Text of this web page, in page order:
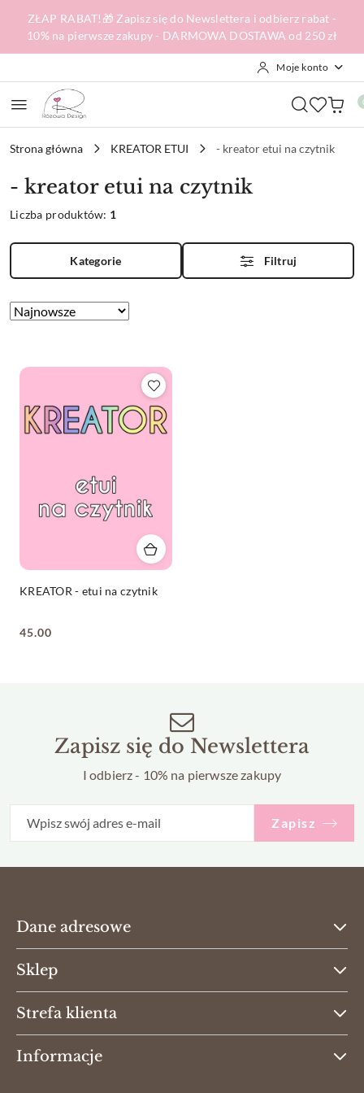
Przejdź do treści głównej
Przejdź do wyszukiwarki
Przejdź do moje konto
Przejdź do menu głównego
Przejdź do stopki
ZŁAP RABAT!🎁 Zapisz się do Newslettera i odbierz rabat -
10% na pierwsze zakupy - DARMOWA DOSTAWA od 250 zł
Moje konto
Strona główna KREATOR ETUI - kreator etui na czytnik
- kreator etui na czytnik
Liczba produktów: 1
Kategorie Filtruj
Zastosowano
Sortuj
KREATOR - etui na czytnik
Cena:
45.00
Zapisz się do Newslettera
I odbierz - 10% na pierwsze zakupy
Zapisz
Dane adresowe
Sklep
Strefa klienta
Informacje